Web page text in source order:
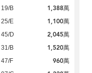
19/B 1,388萬
25/E 1,100萬
45/D 2,045萬
31/B 1,520萬
47/F 960萬